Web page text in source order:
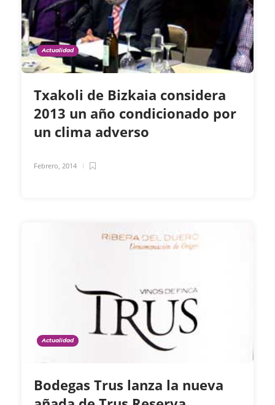
Actualidad
Txakoli de Bizkaia considera
2013 un año condicionado por
un clima adverso
Febrero, 2014
Actualidad
Bodegas Trus lanza la nueva